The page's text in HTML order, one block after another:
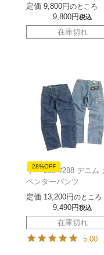
定価 9,800 のところ
9,800 税込
在庫切れ
28%OFF
リー Lee #288 デニム
ペンターパンツ
定価 13,200 のところ
9,490 税込
在庫切れ
5.00